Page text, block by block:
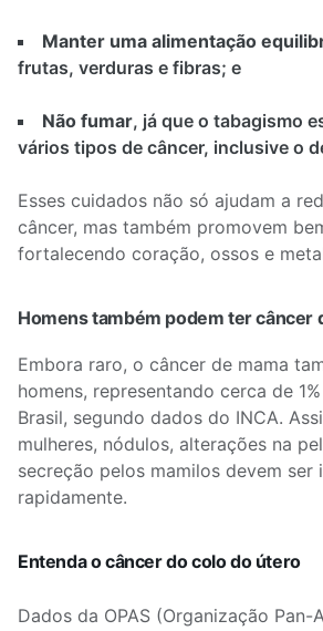
Manter uma alimentação
frutas, verduras e fibras; e
Não fumar, já que o tabagismo
vários tipos de câncer, inclusive o
Esses cuidados não só ajudam a
câncer, mas também promovem
fortalecendo coração, ossos e
Homens também podem ter câncer
Embora raro, o câncer de mama
homens, representando cerca de
Brasil, segundo dados do INCA.
mulheres, nódulos, alterações na
secreção pelos mamilos devem ser
rapidamente.
Entenda o câncer do colo do útero
Dados da OPAS (Organização Pan-